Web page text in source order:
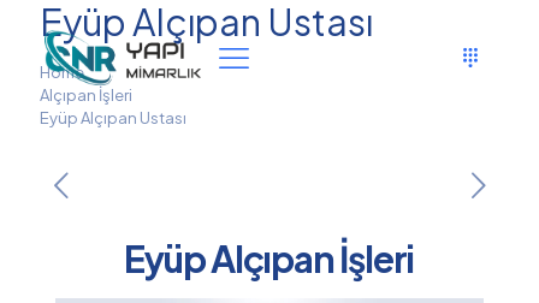
Eyüp Alçıpan Ustası
Home
Alçıpan İşleri
Eyüp Alçıpan Ustası
Eyüp Alçıpan İşleri